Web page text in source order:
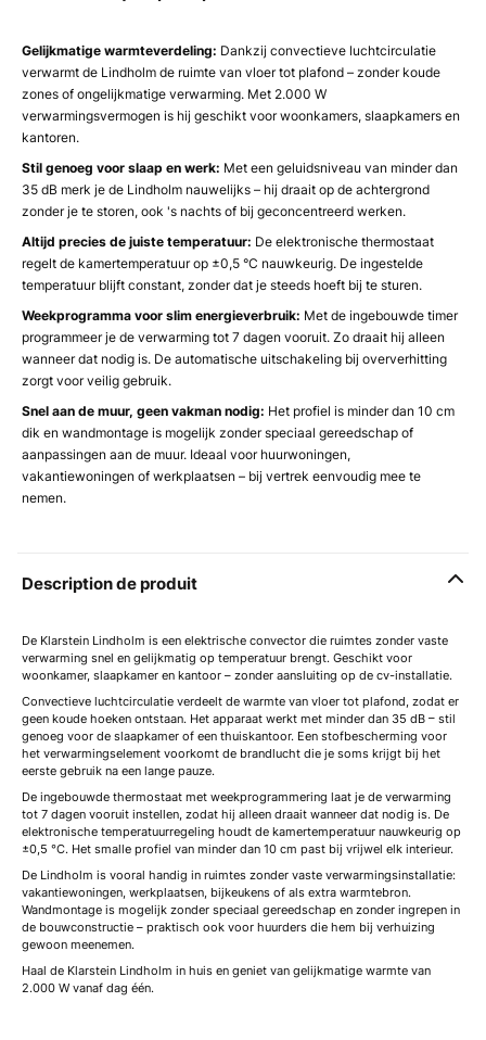
Gelijkmatige warmteverdeling: Dankzij convectieve luchtcirculatie
verwarmt de Lindholm de ruimte van vloer tot plafond – zonder koude
zones of ongelijkmatige verwarming. Met 2.000 W
verwarmingsvermogen is hij geschikt voor woonkamers, slaapkamers en
kantoren.
Stil genoeg voor slaap en werk: Met een geluidsniveau van minder dan
35 dB merk je de Lindholm nauwelijks – hij draait op de achtergrond
zonder je te storen, ook 's nachts of bij geconcentreerd werken.
Altijd precies de juiste temperatuur: De elektronische thermostaat
regelt de kamertemperatuur op ±0,5 °C nauwkeurig. De ingestelde
temperatuur blijft constant, zonder dat je steeds hoeft bij te sturen.
Weekprogramma voor slim energieverbruik: Met de ingebouwde timer
programmeer je de verwarming tot 7 dagen vooruit. Zo draait hij alleen
wanneer dat nodig is. De automatische uitschakeling bij oververhitting
zorgt voor veilig gebruik.
Snel aan de muur, geen vakman nodig: Het profiel is minder dan 10 cm
dik en wandmontage is mogelijk zonder speciaal gereedschap of
aanpassingen aan de muur. Ideaal voor huurwoningen,
vakantiewoningen of werkplaatsen – bij vertrek eenvoudig mee te
nemen.
Description de produit
De Klarstein Lindholm is een elektrische convector die ruimtes zonder vaste
verwarming snel en gelijkmatig op temperatuur brengt. Geschikt voor
woonkamer, slaapkamer en kantoor – zonder aansluiting op de cv-installatie.
Convectieve luchtcirculatie verdeelt de warmte van vloer tot plafond, zodat er
geen koude hoeken ontstaan. Het apparaat werkt met minder dan 35 dB – stil
genoeg voor de slaapkamer of een thuiskantoor. Een stofbescherming voor
het verwarmingselement voorkomt de brandlucht die je soms krijgt bij het
eerste gebruik na een lange pauze.
De ingebouwde thermostaat met weekprogrammering laat je de verwarming
tot 7 dagen vooruit instellen, zodat hij alleen draait wanneer dat nodig is. De
elektronische temperatuurregeling houdt de kamertemperatuur nauwkeurig op
±0,5 °C. Het smalle profiel van minder dan 10 cm past bij vrijwel elk interieur.
De Lindholm is vooral handig in ruimtes zonder vaste verwarmingsinstallatie:
vakantiewoningen, werkplaatsen, bijkeukens of als extra warmtebron.
Wandmontage is mogelijk zonder speciaal gereedschap en zonder ingrepen in
de bouwconstructie – praktisch ook voor huurders die hem bij verhuizing
gewoon meenemen.
Haal de Klarstein Lindholm in huis en geniet van gelijkmatige warmte van
2.000 W vanaf dag één.